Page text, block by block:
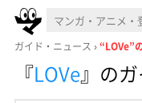
ガイド・ニュース “LOVe”
『LOVe』 の